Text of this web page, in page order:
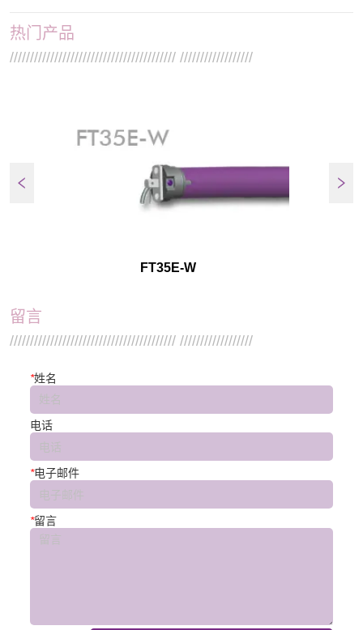
热门产品
///////////////////////////////////////// //////////////////
FT35E-W
留言
///////////////////////////////////////// //////////////////
*姓名
电话
*电子邮件
*留言